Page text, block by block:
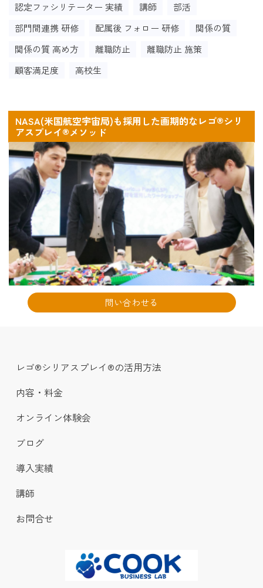
認定ファシリテーター 実績
講師
部活
部門間連携 研修
配属後 フォロー 研修
関係の質
関係の質 高め方
離職防止
離職防止 施策
顧客満足度
高校生
NASA(米国航空宇宙局)も採用した画期的なレゴ®シリ
アスプレイ®メソッド
問い合わせる
レゴ®シリアスプレイ®の活用方法
内容・料金
オンライン体験会
ブログ
導入実績
講師
お問合せ